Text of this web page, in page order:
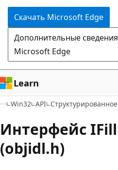
Скачать Microsoft Edge
Дополнительные
Microsoft Edge
Learn
Win32 API
Интерфейс
(objidl.h)